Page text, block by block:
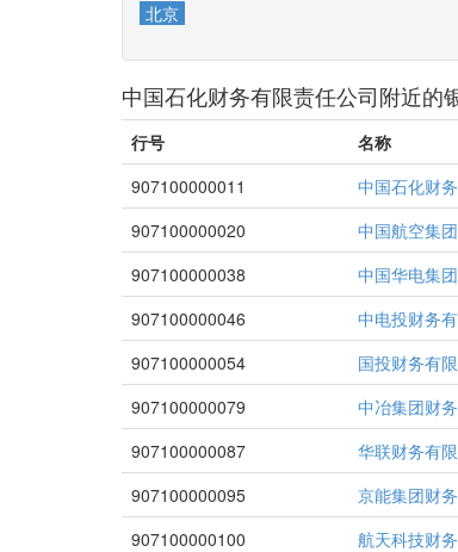
北京
中国石化财务有限责任公司附近的
行号 名称
907100000011
中国石化财
907100000020
中国航空集
907100000038
中国华电集
907100000046
中电投财务
907100000054
国投财务有
907100000079
中冶集团财
907100000087
华联财务有
907100000095
京能集团财
907100000100
航天科技财